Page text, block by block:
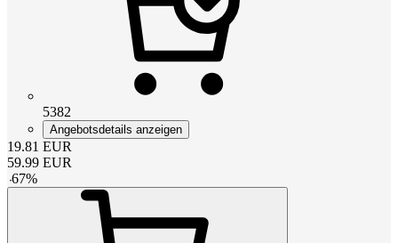
5382
Angebotsdetails anzeigen
19.81 EUR
59.99 EUR
-67%